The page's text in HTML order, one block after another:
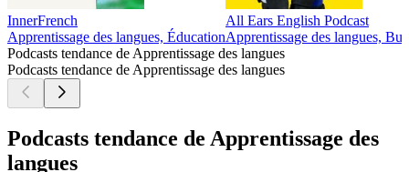
InnerFrench
Apprentissage des langues, Éducation
All Ears English Podcast
Apprentissage des langues,
Podcasts tendance de Apprentissage des langues
Podcasts tendance de Apprentissage des langues
Podcasts tendance de Apprentissage des
langues